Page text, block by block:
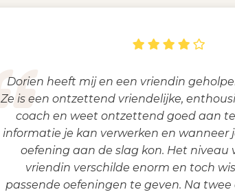
Dorien heeft mij en een vriendin
Ze is een ontzettend vriendelijke,
coach en weet ontzettend goed aan
informatie je kan verwerken en wanneer
oefening aan de slag kon. Het niveau
vriendin verschilde enorm en toch
passende oefeningen te geven. Na twee